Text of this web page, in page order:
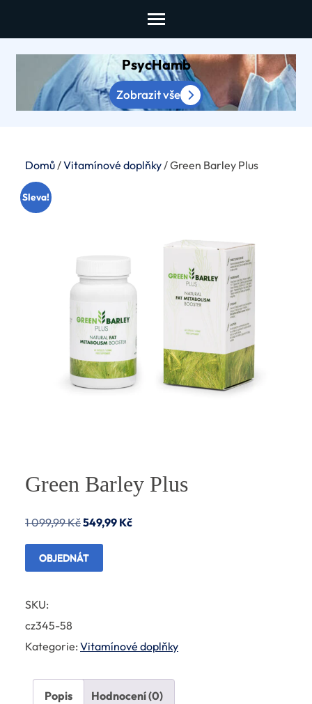
content
PsycHamb
Zobrazit vše
Domů/Vitamínové doplňky/ Green Barley Plus
Sleva!
Green Barley Plus
1 099,99KčPůvodní
cena
byla:
549,99 KčAktuální
OBJEDNÁT
SKU:
cz345-58
Kategorie: Vitamínové doplňky
Popis Hodnocení (0)